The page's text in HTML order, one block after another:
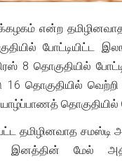
என்ற
போட்டியிட்ட
தொகுதியில்
16 தொகுதியில்
யாழ்ப்பாணத்
தமிழினவாத
இனத்தின் மேல்